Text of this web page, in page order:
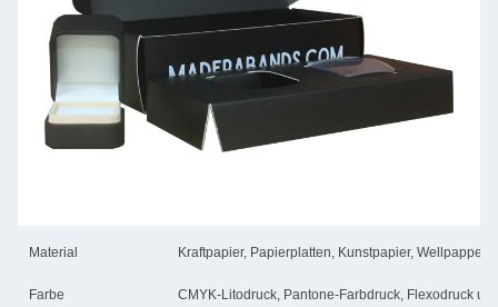
Material Kraftpapier, Papierplatten, Kunstpapier, Wellpappe,
Farbe CMYK-Litodruck, Pantone-Farbdruck, Flexodruck